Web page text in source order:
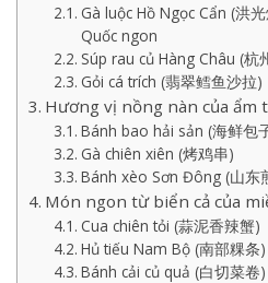
Gà luộc Hồ Ngọc Cẩn (洪
Quốc ngon
Súp rau củ Hàng Châu (杭
Gỏi cá trích (翡翠鳕鱼沙拉)
Hương vị nồng nàn của ẩm
Bánh bao hải sản (海鲜包
Gà chiên xiên (烤鸡串)
Bánh xèo Sơn Đông (山东
Món ngon từ biển cả của
Cua chiên tỏi (蒜泥香辣蟹)
Hủ tiếu Nam Bộ (南部粿条)
Bánh cải củ quả (白切菜卷)